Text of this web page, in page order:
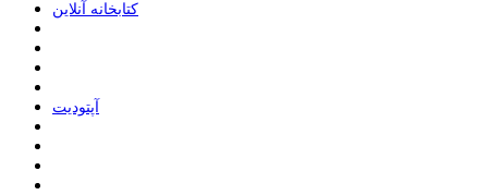
ﮐﺘﺎﺑﺨﺎﻧﻪ ﺁﻧﻼﯾﻦ
ﺁﭘﺘﻮﺩﯾﺖ